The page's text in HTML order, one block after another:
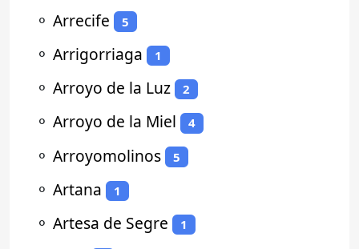
⚬ Arrecife 5
⚬ Arrigorriaga 1
⚬ Arroyo de la Luz 2
⚬ Arroyo de la Miel 4
⚬ Arroyomolinos 5
⚬ Artana 1
⚬ Artesa de Segre 1